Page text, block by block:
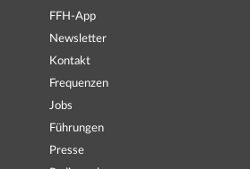
FFH-App
Newsletter
Kontakt
Frequenzen
Jobs
Führungen
Presse